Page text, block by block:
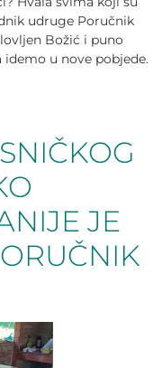
udruge Poručnik
Božić i puno
u nove pobjede.
JE